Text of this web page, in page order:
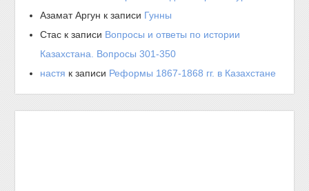
Азамат Аргун к записи Гунны
Стас к записи Вопросы и ответы по истории
Казахстана. Вопросы 301-350
настя к записи Реформы 1867-1868 гг. в Казахстане